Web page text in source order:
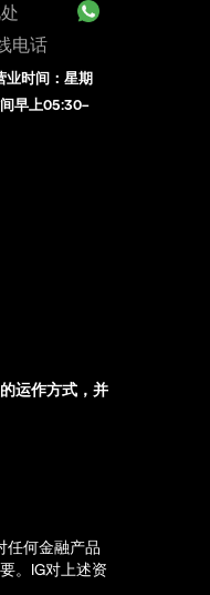
电话
业时间：星期
早上05:30–
运作方式，并
任何金融产品
。IG对上述资